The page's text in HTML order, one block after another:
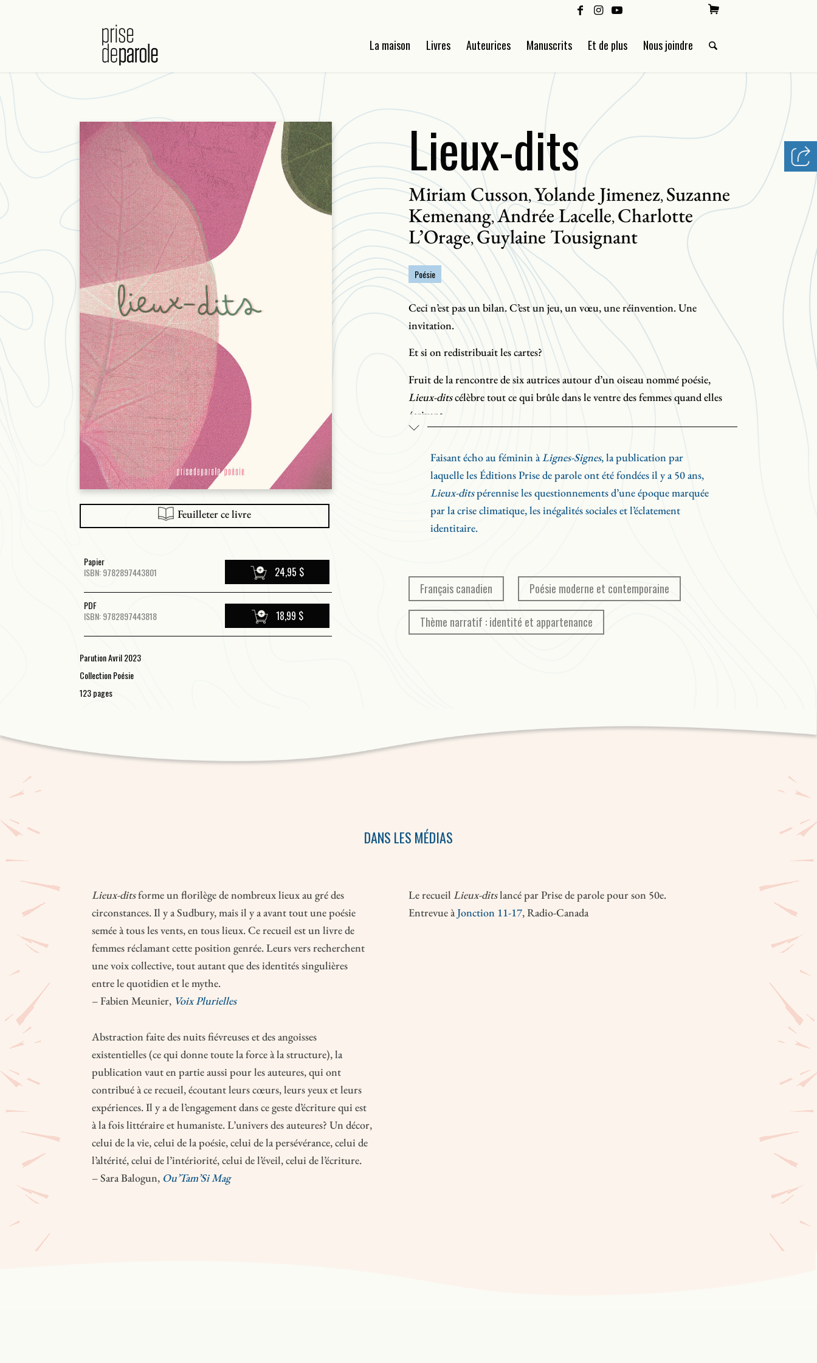
La maison Livres Auteurices Manuscrits Et de plus Nous joindre
Feuilleter ce livre
Papier
ISBN: 9782897443801
24,95 $
PDF
ISBN: 9782897443818
18,99 $
Parution Avril 2023
Collection Poésie
123 pages
Lieux-dits
Miriam Cusson,Yolande Jimenez, Suzanne
Kemenang,Andrée Lacelle, Charlotte
L’Orage,Guylaine Tousignant
Poésie
Ceci n’est pas un bilan. C’est un jeu, un vœu, une réinvention. Une
invitation.
Et si on redistribuait les cartes?
Fruit de la rencontre de six autrices autour d’un oiseau nommé poésie,
Lieux-ditscélèbre tout ce qui brûle dans le ventre des femmes quand elles
écrivent.
Andrée Lacelle, Yolande Jimenez et Charlotte L’Orage cumulent plusieurs
décennies d’expérience dans les milieux du livre, du théâtre, de
l’enseignement et de l’administration des arts, ainsi qu’une vingtaine de
publications.
Faisant écho au féminin àLignes-Signes, la publication par
laquelle les Éditions Prise de parole ont été fondées il y a 50 ans,
Lieux-ditspérennise les questionnements d’une époque marquée
par la crise climatique, les inégalités sociales et l’éclatement
identitaire.
Français canadien Poésie moderne et contemporaine
Thème narratif : identité et appartenance
DANS LES MÉDIAS
Lieux-ditsforme un florilège de nombreux lieux au gré des
circonstances. Il y a Sudbury, mais il y a avant tout une poésie
semée à tous les vents, en tous lieux. Ce recueil est un livre de
femmes réclamant cette position genrée. Leurs vers recherchent
une voix collective, tout autant que des identités singulières
entre le quotidien et le mythe.
– Fabien Meunier, Voix Plurielles
Le recueil Lieux-ditslancé par Prise de parole pour son 50e.
Entrevue àJonction 11-17, Radio-Canada
Abstraction faite des nuits fiévreuses et des angoisses
existentielles (ce qui donne toute la force à la structure), la
publication vaut en partie aussi pour les auteures, qui ont
contribué à ce recueil, écoutant leurs cœurs, leurs yeux et leurs
expériences. Il y a de l’engagement dans ce geste d’écriture qui est
à la fois littéraire et humaniste. L’univers des auteures? Un décor,
celui de la vie, celui de la poésie, celui de la persévérance, celui de
l’altérité, celui de l’intériorité, celui de l’éveil, celui de l’écriture.
– Sara Balogun, Ou’Tam’Si Mag